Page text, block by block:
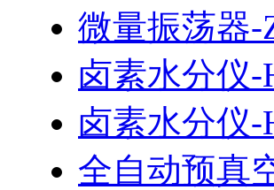
微量振荡器-
卤素水分仪-
卤素水分仪-
全自动预真